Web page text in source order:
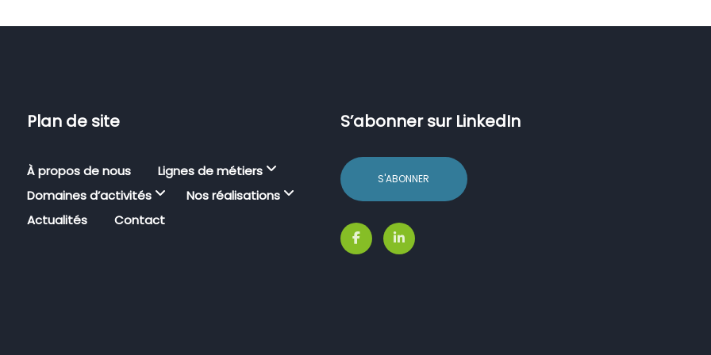
Plan de site
À propos de nous
Lignes de métiers
Domaines d’activités
Nos réalisations
Actualités
Contact
S’abonner sur LinkedIn
S'ABONNER